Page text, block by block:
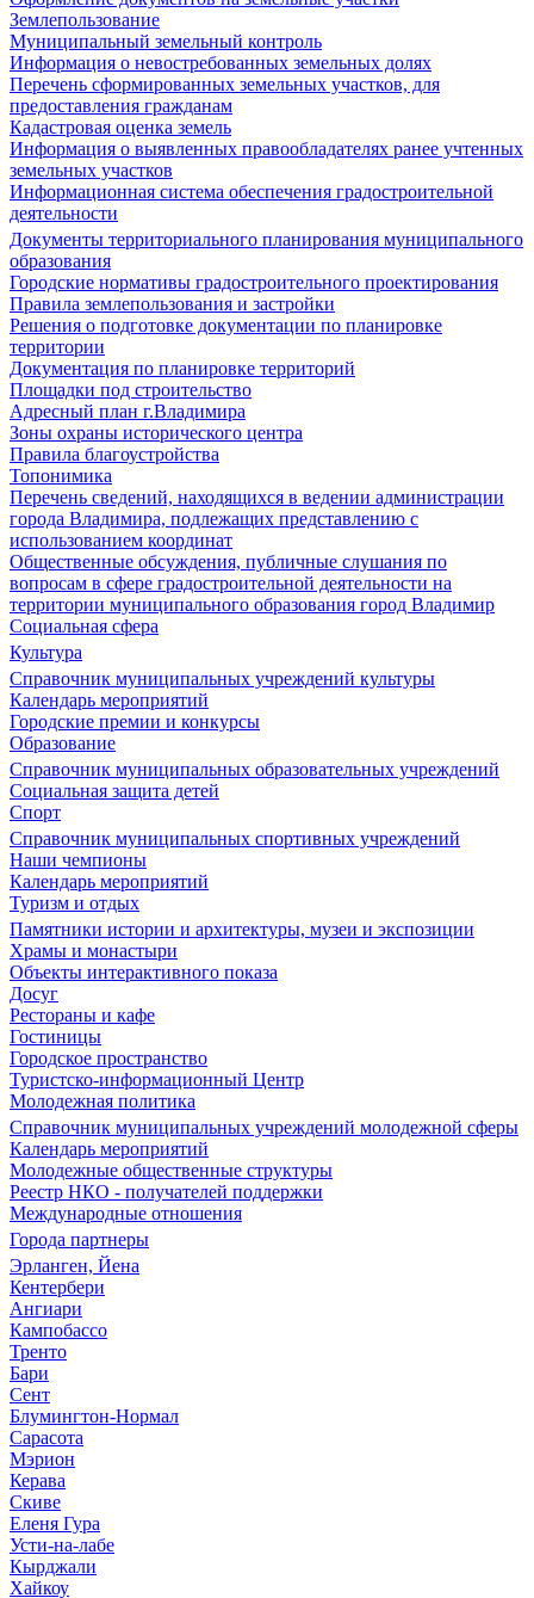
Землепользование
Муниципальный земельный контроль
Информация о невостребованных земельных долях
Перечень сформированных земельных участков, для
предоставления гражданам
Кадастровая оценка земель
Информация о выявленных правообладателях ранее учтенных
земельных участков
Информационная система обеспечения градостроительной
деятельности
Документы территориального планирования муниципального
образования
Городские нормативы градостроительного проектирования
Правила землепользования и застройки
Решения о подготовке документации по планировке
территории
Документация по планировке территорий
Площадки под строительство
Адресный план г.Владимира
Зоны охраны исторического центра
Правила благоустройства
Топонимика
Перечень сведений, находящихся в ведении администрации
города Владимира, подлежащих представлению с
использованием координат
Общественные обсуждения, публичные слушания по
вопросам в сфере градостроительной деятельности на
территории муниципального образования город Владимир
Социальная сфера
Культура
Справочник муниципальных учреждений культуры
Календарь мероприятий
Городские премии и конкурсы
Образование
Справочник муниципальных образовательных учреждений
Социальная защита детей
Спорт
Справочник муниципальных спортивных учреждений
Наши чемпионы
Календарь мероприятий
Туризм и отдых
Памятники истории и архитектуры, музеи и экспозиции
Храмы и монастыри
Объекты интерактивного показа
Досуг
Рестораны и кафе
Гостиницы
Городское пространство
Туристско-информационный Центр
Молодежная политика
Справочник муниципальных учреждений молодежной сферы
Календарь мероприятий
Молодежные общественные структуры
Реестр НКО - получателей поддержки
Международные отношения
Города партнеры
Эрланген, Йена
Кентербери
Ангиари
Кампобассо
Тренто
Бари
Сент
Блумингтон-Нормал
Сарасота
Мэрион
Керава
Скиве
Еленя Гура
Усти-на-лабе
Кырджали
Хайкоу